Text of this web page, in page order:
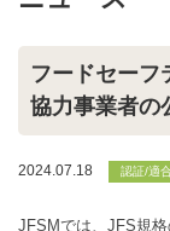
フードセーフ
協力事業者の
2024.07.18 認証/適
JFSMでは、JFS規